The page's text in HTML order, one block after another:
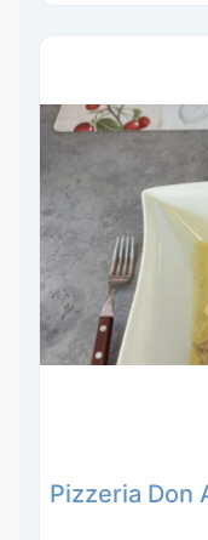
Pizzeria Don